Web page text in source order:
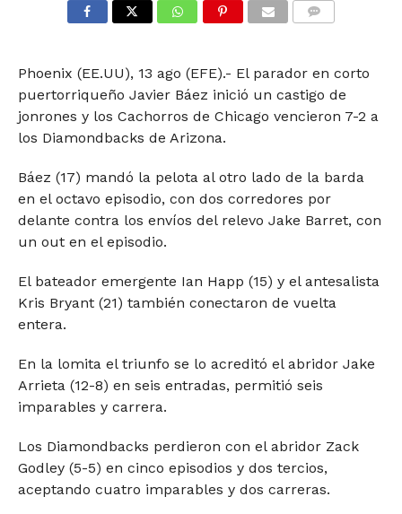
Phoenix (EE.UU), 13 ago (EFE).- El parador en corto
puertorriqueño Javier Báez inició un castigo de
jonrones y los Cachorros de Chicago vencieron 7-2 a
los Diamondbacks de Arizona.
Báez (17) mandó la pelota al otro lado de la barda
en el octavo episodio, con dos corredores por
delante contra los envíos del relevo Jake Barret, con
un out en el episodio.
El bateador emergente Ian Happ (15) y el antesalista
Kris Bryant (21) también conectaron de vuelta
entera.
En la lomita el triunfo se lo acreditó el abridor Jake
Arrieta (12-8) en seis entradas, permitió seis
imparables y carrera.
Los Diamondbacks perdieron con el abridor Zack
Godley (5-5) en cinco episodios y dos tercios,
aceptando cuatro imparables y dos carreras.